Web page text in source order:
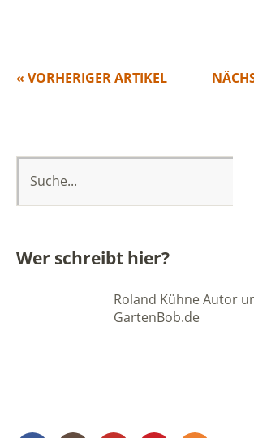
« VORHERIGER ARTIKEL
Wer schreibt hier?
Roland Kühne Autor
GartenBob.de